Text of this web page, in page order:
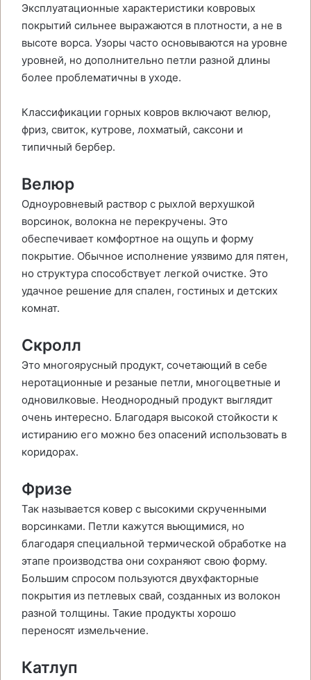
Эксплуатационные характеристики ковровых
покрытий сильнее выражаются в плотности, а не в
высоте ворса. Узоры часто основываются на уровне
уровней, но дополнительно петли разной длины
более проблематичны в уходе.
Классификации горных ковров включают велюр,
фриз, свиток, кутрове, лохматый, саксони и
типичный бербер.
Велюр
Одноуровневый раствор с рыхлой верхушкой
ворсинок, волокна не перекручены. Это
обеспечивает комфортное на ощупь и форму
покрытие. Обычное исполнение уязвимо для пятен,
но структура способствует легкой очистке. Это
удачное решение для спален, гостиных и детских
комнат.
Скролл
Это многоярусный продукт, сочетающий в себе
неротационные и резаные петли, многоцветные и
одновилковые. Неоднородный продукт выглядит
очень интересно. Благодаря высокой стойкости к
истиранию его можно без опасений использовать в
коридорах.
Фризе
Так называется ковер с высокими скрученными
ворсинками. Петли кажутся вьющимися, но
благодаря специальной термической обработке на
этапе производства они сохраняют свою форму.
Большим спросом пользуются двухфакторные
покрытия из петлевых свай, созданных из волокон
разной толщины. Такие продукты хорошо
переносят измельчение.
Катлуп